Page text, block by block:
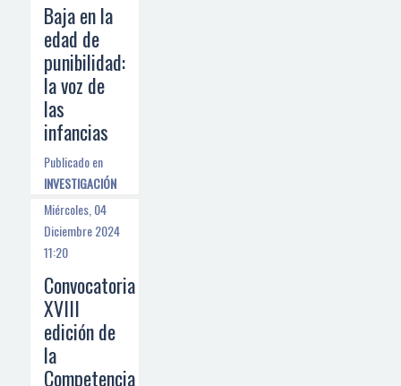
Baja en la
edad de
punibilidad:
la voz de
las
infancias
Publicado en
INVESTIGACIÓN
Miércoles, 04
Diciembre 2024
11:20
Convocatoria
XVIII
edición de
la
Competencia